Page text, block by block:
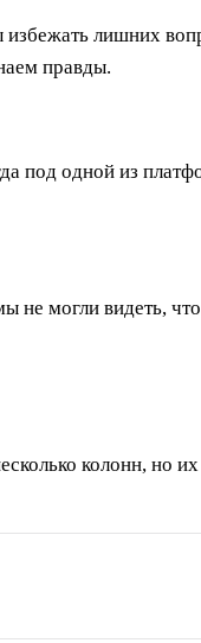
избежать лишних
правды.
под одной из
не могли видеть,
колонн, но